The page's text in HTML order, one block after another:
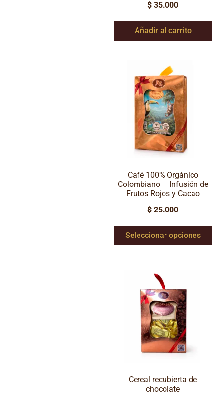
$ 35.000
Añadir al carrito
Café 100% Orgánico
Colombiano – Infusión de
Frutos Rojos y Cacao
$ 25.000
Seleccionar opciones
Cereal recubierta de
chocolate